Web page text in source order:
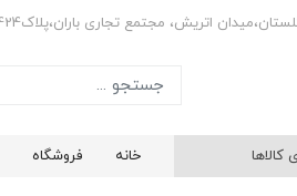
اتریش، مجتمع تجاری باران،پلاک424
خانه فروشگاه